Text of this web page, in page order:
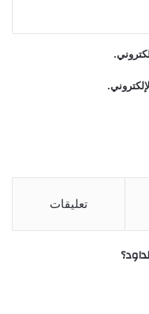
تعليقات